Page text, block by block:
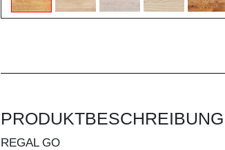
PRODUKTBESCHREIBUNG
REGAL GO